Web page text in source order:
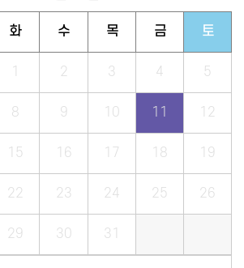
화 수 목 금 토
1 2 3 4 5
8 9 10 11 12
15 16 17 18 19
22 23 24 25 26
29 30 31